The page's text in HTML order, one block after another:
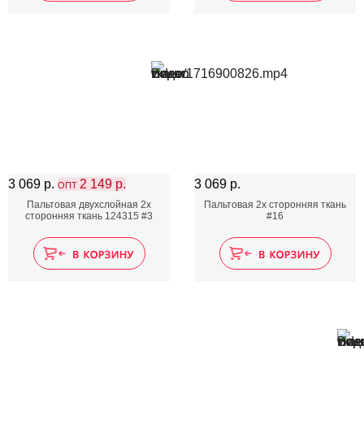
3 069 р. ОПТ 2 149 р.
Пальтовая двухслойная 2х
сторонняя ткань 124315 #3
3 069 р.
Пальтовая 2х сторонняя ткань
#16